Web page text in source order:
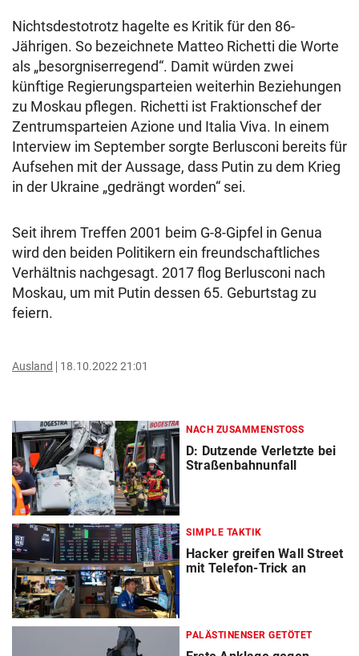
Nichtsdestotrotz hagelte es Kritik für den 86-
Jährigen. So bezeichnete Matteo Richetti die Worte
als „besorgniserregend“. Damit würden zwei
künftige Regierungsparteien weiterhin Beziehungen
zu Moskau pflegen. Richetti ist Fraktionschef der
Zentrumsparteien Azione und Italia Viva. In einem
Interview im September sorgte Berlusconi bereits für
Aufsehen mit der Aussage, dass Putin zu dem Krieg
in der Ukraine „gedrängt worden“ sei.
Seit ihrem Treffen 2001 beim G-8-Gipfel in Genua
wird den beiden Politikern ein freundschaftliches
Verhältnis nachgesagt. 2017 flog Berlusconi nach
Moskau, um mit Putin dessen 65. Geburtstag zu
feiern.
Ausland 18.10.2022 21:01
NACH ZUSAMMENSTOSS
D: Dutzende Verletzte bei
Straßenbahnunfall
SIMPLE TAKTIK
Hacker greifen Wall Street
mit Telefon-Trick an
PALÄSTINENSER GETÖTET